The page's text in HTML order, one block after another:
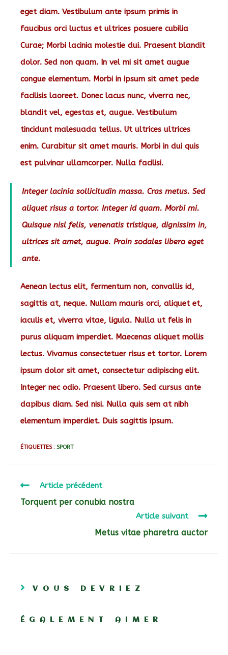
eget diam. Vestibulum ante ipsum primis in
faucibus orci luctus et ultrices posuere cubilia
Curae; Morbi lacinia molestie dui. Praesent blandit
dolor. Sed non quam. In vel mi sit amet augue
congue elementum. Morbi in ipsum sit amet pede
facilisis laoreet. Donec lacus nunc, viverra nec,
blandit vel, egestas et, augue. Vestibulum
tincidunt malesuada tellus. Ut ultrices ultrices
enim. Curabitur sit amet mauris. Morbi in dui quis
est pulvinar ullamcorper. Nulla facilisi.
Integer lacinia sollicitudin massa. Cras metus. Sed
aliquet risus a tortor. Integer id quam. Morbi mi.
Quisque nisl felis, venenatis tristique, dignissim in,
ultrices sit amet, augue. Proin sodales libero eget
ante.
Aenean lectus elit, fermentum non, convallis id,
sagittis at, neque. Nullam mauris orci, aliquet et,
iaculis et, viverra vitae, ligula. Nulla ut felis in
purus aliquam imperdiet. Maecenas aliquet mollis
lectus. Vivamus consectetuer risus et tortor. Lorem
ipsum dolor sit amet, consectetur adipiscing elit.
Integer nec odio. Praesent libero. Sed cursus ante
dapibus diam. Sed nisi. Nulla quis sem at nibh
elementum imperdiet. Duis sagittis ipsum.
ÉTIQUETTES : SPORT
Article précédent
Torquent per conubia nostra
Article suivant
Metus vitae pharetra auctor
VOUS DEVRIEZ
ÉGALEMENT AIMER